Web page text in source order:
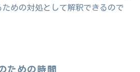
めの対処として解釈できるので
ための時間